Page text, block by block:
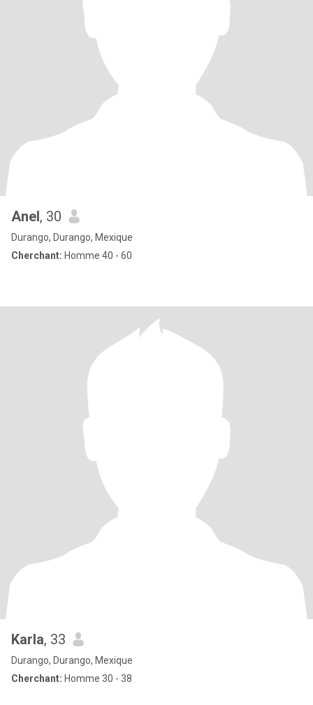
Anel, 30
Durango, Durango, Mexique
Cherchant: Homme 40 - 60
Karla, 33
Durango, Durango, Mexique
Cherchant: Homme 30 - 38